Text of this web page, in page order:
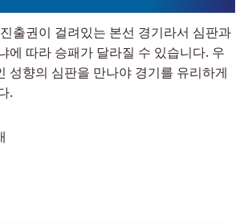
출권이 걸려있는 본선 경기라서 심판과
에 따라 승패가 달라질 수 있습니다. 우
성향의 심판을 만나야 경기를 유리하게
.